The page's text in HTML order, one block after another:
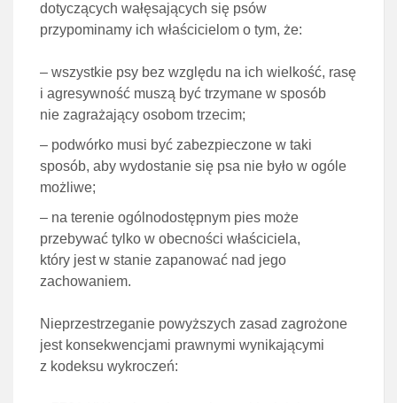
dotyczących wałęsających się psów
przypominamy ich właścicielom o tym, że:
– wszystkie psy bez względu na ich wielkość, rasę
i agresywność muszą być trzymane w sposób
nie zagrażający osobom trzecim;
– podwórko musi być zabezpieczone w taki
sposób, aby wydostanie się psa nie było w ogóle
możliwe;
– na terenie ogólnodostępnym pies może
przebywać tylko w obecności właściciela,
który jest w stanie zapanować nad jego
zachowaniem.
Nieprzestrzeganie powyższych zasad zagrożone
jest konsekwencjami prawnymi wynikającymi
z kodeksu wykroczeń: